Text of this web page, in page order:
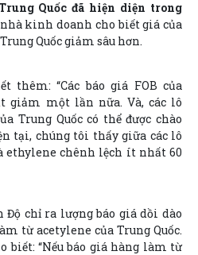
Quốc đã hiện diện trong
kinh doanh cho biết giá của
Quốc giảm sâu hơn.
thêm: “Các báo giá FOB của
giảm một lần nữa. Và, các lô
Trung Quốc có thể được chào
tại, chúng tôi thấy giữa các lô
ethylene chênh lệch ít nhất 60
chỉ ra lượng báo giá dồi dào
từ acetylene của Trung Quốc.
biết: “Nếu báo giá hàng làm từ